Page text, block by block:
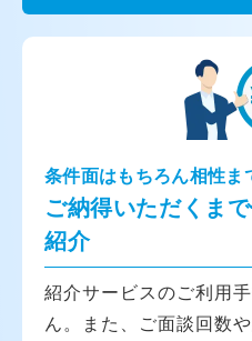
条件面はもちろん相性ま
ご納得いただくま
紹介
紹介サービスのご利用
ん。また、ご面談回数